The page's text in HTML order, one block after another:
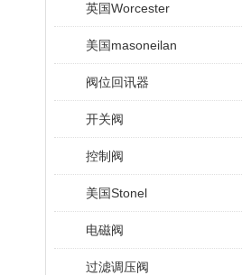
英国Worcester
美国masoneilan
阀位回讯器
开关阀
控制阀
美国Stonel
电磁阀
过滤调压阀